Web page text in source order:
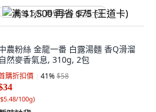
满 $1,500 再省 $75 (王道卡)
農粉絲 金龍一番 白露湯麵 香Q滑溜
自然麥香氣息, 310g, 2包
購折扣價 41%$58
$5.48/100g)